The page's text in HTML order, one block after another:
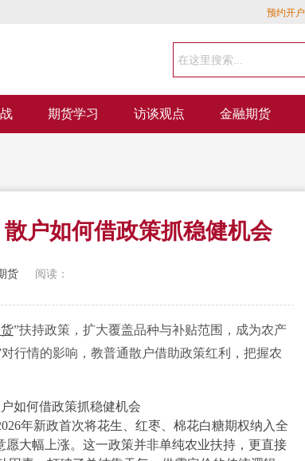
预约开户
期货学习 访谈观点 金融期货
户如何借政策抓稳健机会
货 阅读：
”扶持政策，扩大覆盖品种与补贴范围，成为农产
行情的影响，教普通散户借助政策红利，把握农
年新政首次将花生、红枣、棉花白糖期权纳入全
大幅上涨。这一政策并非单纯农业扶持，更直接